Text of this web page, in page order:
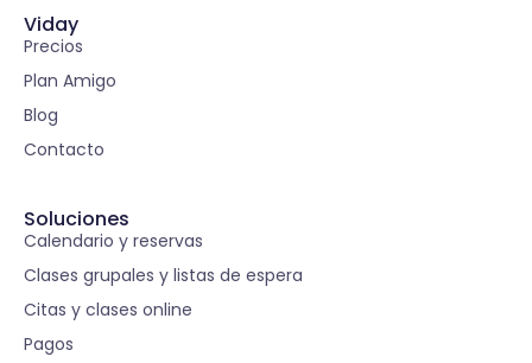
Viday
Precios
Plan Amigo
Blog
Contacto
Soluciones
Calendario y reservas
Clases grupales y listas de espera
Citas y clases online
Pagos